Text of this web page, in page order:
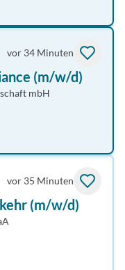
vor 34 Minuten
(m/w/d)
mbH
vor 35 Minuten
(m/w/d)